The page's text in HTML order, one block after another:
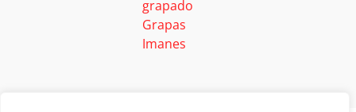
grapado
Grapas
Imanes